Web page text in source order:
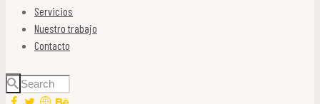
Servicios
Nuestro trabajo
Contacto